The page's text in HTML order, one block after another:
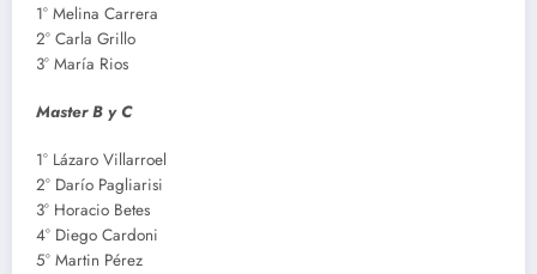
1° Melina Carrera
2° Carla Grillo
3° María Rios
Master B y C
1° Lázaro Villarroel
2° Darío Pagliarisi
3° Horacio Betes
4° Diego Cardoni
5° Martin Pérez